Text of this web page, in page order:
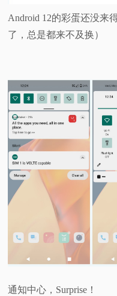
Android 12的彩蛋还没来
了，总是都来不及换）
通知中心，Surprise！